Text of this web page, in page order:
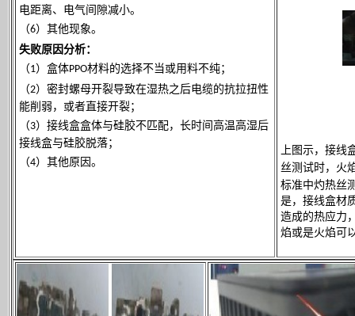
电距离、电气间隙减小。
（6）其他现象。
失败原因分析：
（1）盒体PPO材料的选择不当或用料不纯；
（2）密封螺母开裂导致在湿热之后电缆的抗拉扭性
能削弱，或者直接开裂；
（3）接线盒盒体与硅胶不匹配，长时间高温高湿后
接线盒与硅胶脱落；
（4）其他原因。
上图示，接线
丝测试时，火
标准中灼热丝
是，接线盒材
造成的热应力
焰或是火焰可